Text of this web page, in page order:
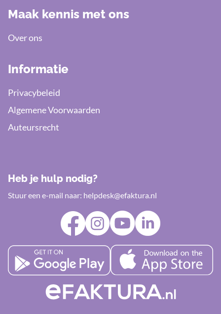
Maak kennis met ons
Over ons
Informatie
Privacybeleid
Algemene Voorwaarden
Auteursrecht
Heb je hulp nodig?
Stuur een e-mail naar: helpdesk@efaktura.nl